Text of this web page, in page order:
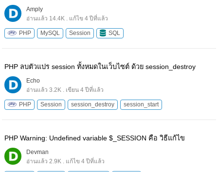
Amply
อ่านแล้ว 14.4K . แก้ไข 4 ปีที่แล้ว
PHP MySQL Session SQL
PHP ลบตัวแปร session ทั้งหมดในเว็บไซต์ ด้วย session_destroy
Echo
อ่านแล้ว 3.2K . เขียน 4 ปีที่แล้ว
PHP Session session_destroy session_start
PHP Warning: Undefined variable $_SESSION คือ วิธีแก้ไข
Devman
อ่านแล้ว 2.9K . แก้ไข 4 ปีที่แล้ว